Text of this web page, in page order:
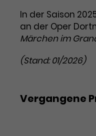
Zweck
eines
der
Zweck
Dieses
dient
Name
In der Saison
an der Oper
Märchen im
(Stand: 01/2026)
Vergangene